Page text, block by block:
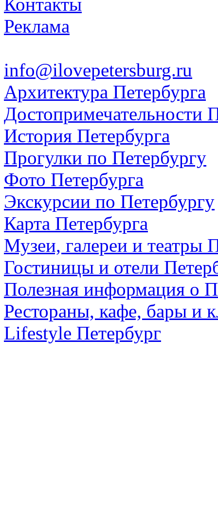
Реклама
info@ilovepetersburg.ru
Архитектура Петербурга
Достопримечательности
История Петербурга
Прогулки по Петербургу
Фото Петербурга
Экскурсии по Петербургу
Карта Петербурга
Музеи, галереи и театры
Гостиницы и отели
Полезная информация о
Рестораны, кафе, бары и
Lifestyle Петербург